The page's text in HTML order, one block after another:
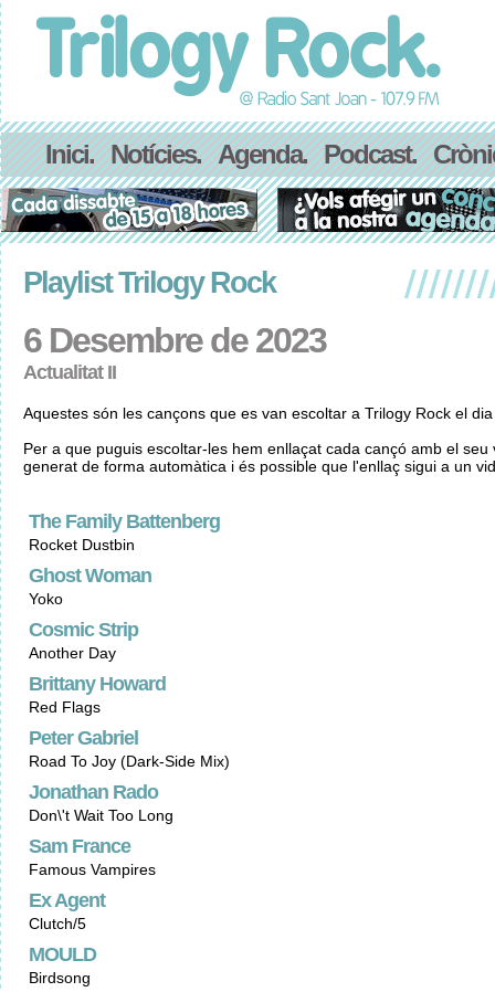
Inici. Notícies. Agenda. Podcast.
Playlist Trilogy Rock
6 Desembre de 2023
Actualitat II
Aquestes són les cançons que es van escoltar a Trilogy Rock el
Per a que puguis escoltar-les hem enllaçat cada cançó amb el
generat de forma automàtica i és possible que l'enllaç sigui a un
The Family Battenberg
Rocket Dustbin
Ghost Woman
Yoko
Cosmic Strip
Another Day
Brittany Howard
Red Flags
Peter Gabriel
Road To Joy (Dark-Side Mix)
Jonathan Rado
Don\'t Wait Too Long
Sam France
Famous Vampires
Ex Agent
Clutch/5
MOULD
Birdsong